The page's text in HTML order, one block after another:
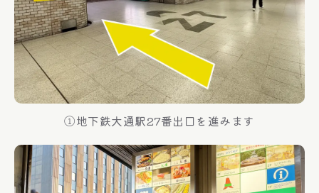
①地下鉄大通駅27番出口を進みます